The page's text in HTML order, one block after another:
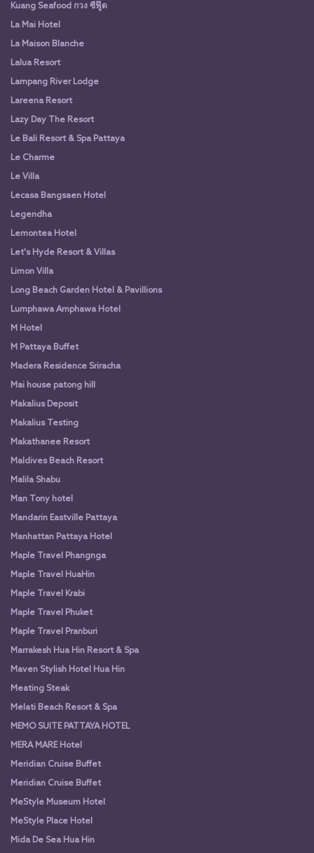
Kuang Seafood กวง ซีฟู๊ด
La Mai Hotel
La Maison Blanche
Lalua Resort
Lampang River Lodge
Lareena Resort
Lazy Day The Resort
Le Bali Resort & Spa Pattaya
Le Charme
Le Villa
Lecasa Bangsaen Hotel
Legendha
Lemontea Hotel
Let's Hyde Resort & Villas
Limon Villa
Long Beach Garden Hotel & Pavillions
Lumphawa Amphawa Hotel
M Hotel
M Pattaya Buffet
Madera Residence Sriracha
Mai house patong hill
Makalius Deposit
Makalius Testing
Makathanee Resort
Maldives Beach Resort
Malila Shabu
Man Tony hotel
Mandarin Eastville Pattaya
Manhattan Pattaya Hotel
Maple Travel Phangnga
Maple Travel HuaHin
Maple Travel Krabi
Maple Travel Phuket
Maple Travel Pranburi
Marrakesh Hua Hin Resort & Spa
Maven Stylish Hotel Hua Hin
Meating Steak
Melati Beach Resort & Spa
MEMO SUITE PATTAYA HOTEL
MERA MARE Hotel
Meridian Cruise Buffet
Meridian Cruise Buffet
MeStyle Museum Hotel
MeStyle Place Hotel
Mida De Sea Hua Hin